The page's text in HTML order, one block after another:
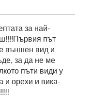
за най-
път
външен вид и
за да не ме
пъти види у
и орехи и вика-